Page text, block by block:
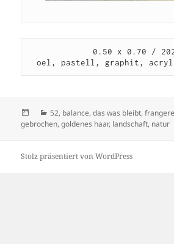
0.50 x 0.70 /
oel, pastell, graphit, acryl
Veröffentlicht
am
Kategorien
52, balance,das was bleibt,
gebrochen,goldenes haar, landschaft, natur
Stolz präsentiert von WordPress